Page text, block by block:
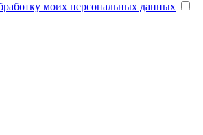
моих персональных данных